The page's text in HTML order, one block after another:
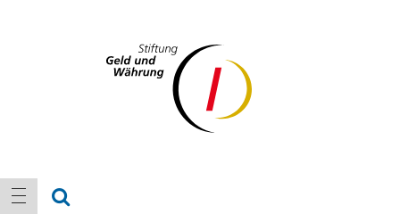
Hauptnavigation
Navigation anzeigen